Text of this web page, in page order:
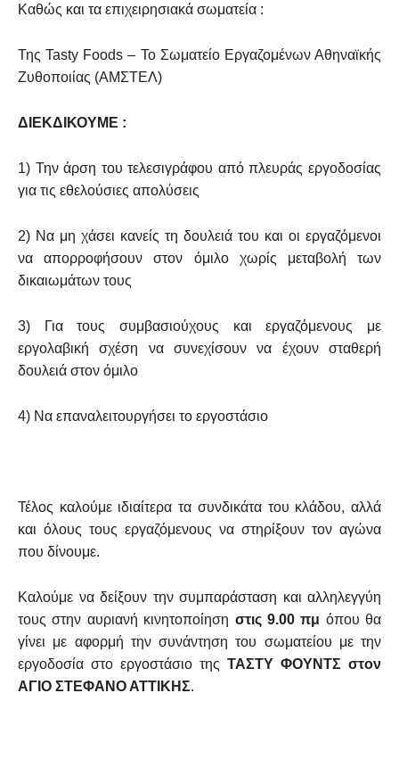
Καθώς και τα επιχειρησιακά σωματεία :
Της Tasty Foods – Το Σωματείο Εργαζομένων Αθηναϊκής
Ζυθοποιίας (ΑΜΣΤΕΛ)
ΔΙΕΚΔΙΚΟΥΜΕ :
1) Την άρση του τελεσιγράφου από πλευράς εργοδοσίας
για τις εθελούσιες απολύσεις
2) Να μη χάσει κανείς τη δουλειά του και οι εργαζόμενοι
να απορροφήσουν στον όμιλο χωρίς μεταβολή των
δικαιωμάτων τους
3) Για τους συμβασιούχους και εργαζόμενους με
εργολαβική σχέση να συνεχίσουν να έχουν σταθερή
δουλειά στον όμιλο
4) Να επαναλειτουργήσει το εργοστάσιο
Τέλος καλούμε ιδιαίτερα τα συνδικάτα του κλάδου, αλλά
και όλους τους εργαζόμενους να στηρίξουν τον αγώνα
που δίνουμε.
Καλούμε να δείξουν την συμπαράσταση και αλληλεγγύη
τους στην αυριανή κινητοποίηση στις 9.00 πμ όπου θα
γίνει με αφορμή την συνάντηση του σωματείου με την
εργοδοσία στο εργοστάσιο της ΤΑΣΤΥ ΦΟΥΝΤΣ στον
ΑΓΙΟ ΣΤΕΦΑΝΟ ΑΤΤΙΚΗΣ.